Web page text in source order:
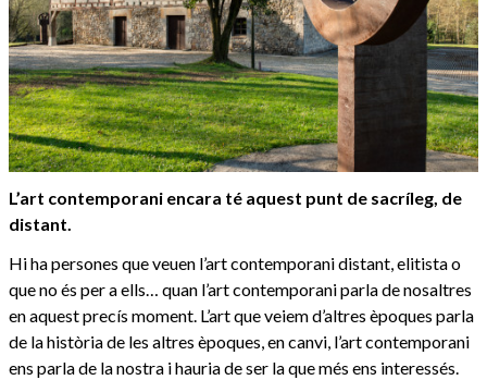
L’art contemporani encara té aquest punt de sacríleg, de
distant.
Hi ha persones que veuen l’art contemporani distant, elitista o
que no és per a ells… quan l’art contemporani parla de nosaltres
en aquest precís moment. L’art que veiem d’altres èpoques parla
de la història de les altres èpoques, en canvi, l’art contemporani
ens parla de la nostra i hauria de ser la que més ens interessés.